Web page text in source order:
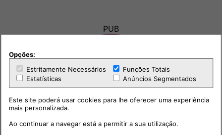
PUB
Opções:
Estritamente Necessários
Funções Totais
Estatísticas
Anúncios Segmentados
Este site poderá usar cookies para lhe oferecer uma experiência
mais personalizada.
Ao continuar a navegar está a permitir a sua utilização.